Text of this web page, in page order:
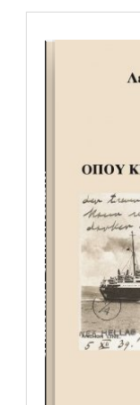
Μαραγκάκης Λευτέρης